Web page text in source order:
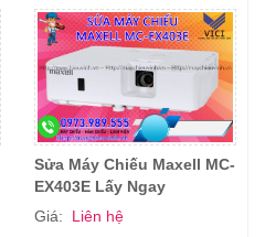
Sửa Máy Chiếu Maxell MC-
EX403E Lấy Ngay
Giá:
Liên hệ